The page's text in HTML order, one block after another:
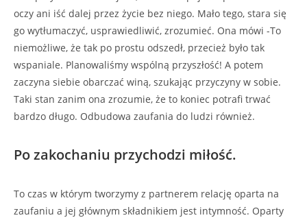
oczy ani iść dalej przez życie bez niego. Mało tego, stara się
go wytłumaczyć, usprawiedliwić, zrozumieć. Ona mówi -To
niemożliwe, że tak po prostu odszedł, przecież było tak
wspaniale. Planowaliśmy wspólną przyszłość! A potem
zaczyna siebie obarczać winą, szukając przyczyny w sobie.
Taki stan zanim ona zrozumie, że to koniec potrafi trwać
bardzo długo. Odbudowa zaufania do ludzi również.
Po zakochaniu przychodzi miłość.
To czas w którym tworzymy z partnerem relację oparta na
zaufaniu a jej głównym składnikiem jest intymność. Oparty